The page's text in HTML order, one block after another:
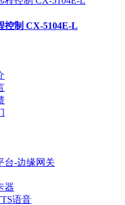
控制 CX-5104E-L
台-边缘网关
器
语音